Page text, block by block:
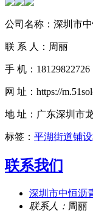
公司名称：深圳市
联 系 人：周丽
手 机：18129822726
网 址：https://
地 址：广东深圳市
标签： 平湖街道铺
联系我们
深圳市中恒沥
联系人： 周丽